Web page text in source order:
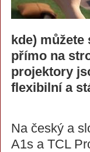
kde)
přímo na
projektory
flexibilní a
Na český a
A1s a TCL